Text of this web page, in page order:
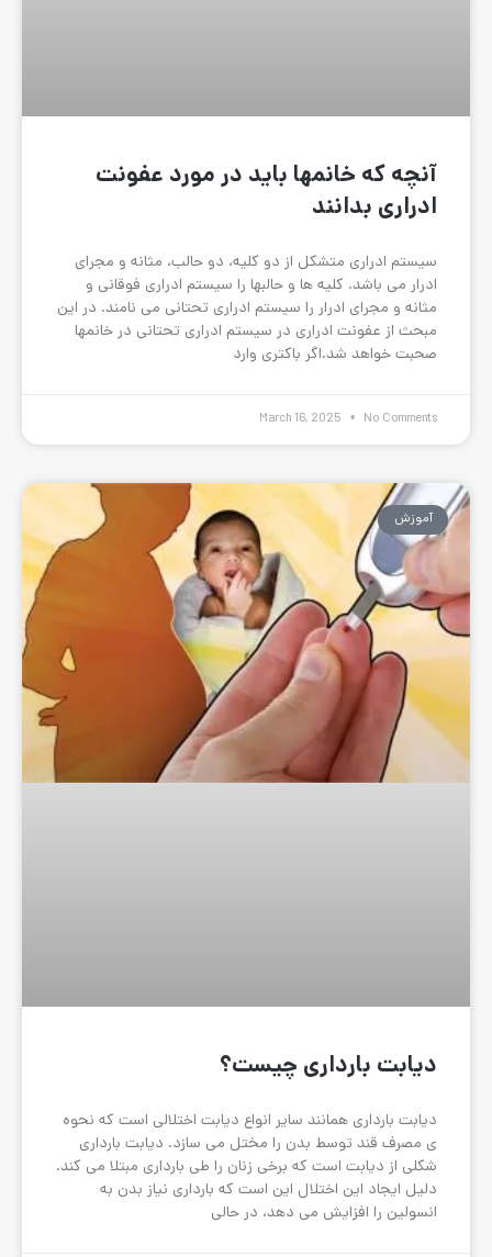
باید در مورد عفونت
از دو کلیه، دو حالب، مثانه و مجرای
و حالبها را سیستم ادراری فوقانی و
را سیستم ادراری تحتانی می نامند. در این
در سیستم ادراری تحتانی در خانمها
وارد
March 16,
چیست؟
سایر انواع دیابت اختلالی است که نحوه
را مختل می سازد. دیابت بارداری
برخی زنان را طی بارداری مبتلا می کند.
این است که بارداری نیاز بدن به
دهد، در حالی